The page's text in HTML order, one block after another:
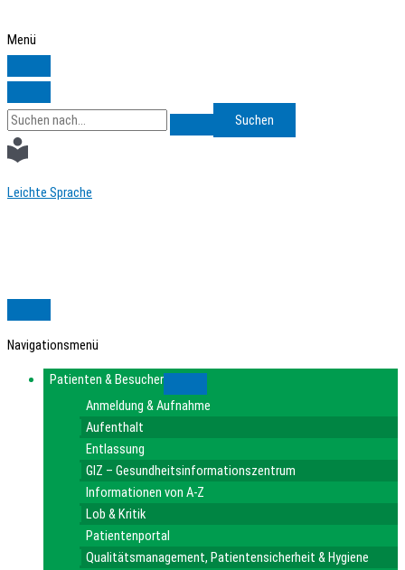
Inhalt
springen
Menü
Search
for:
Leichte Sprache
Navigationsmenü
Patienten & Besucher
Anmeldung & Aufnahme
Aufenthalt
Entlassung
GIZ – Gesundheitsinformationszentrum
Informationen von A-Z
Lob & Kritik
Patientenportal
Qualitätsmanagement, Patientensicherheit & Hygiene